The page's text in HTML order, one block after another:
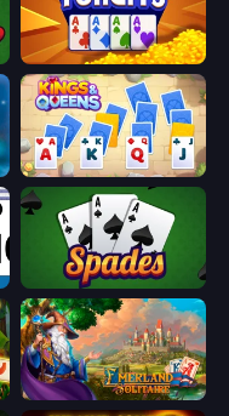
Tongits
Kings and Queens Solitaire TriPeaks
Spades
Emerland Solitaire Card Game